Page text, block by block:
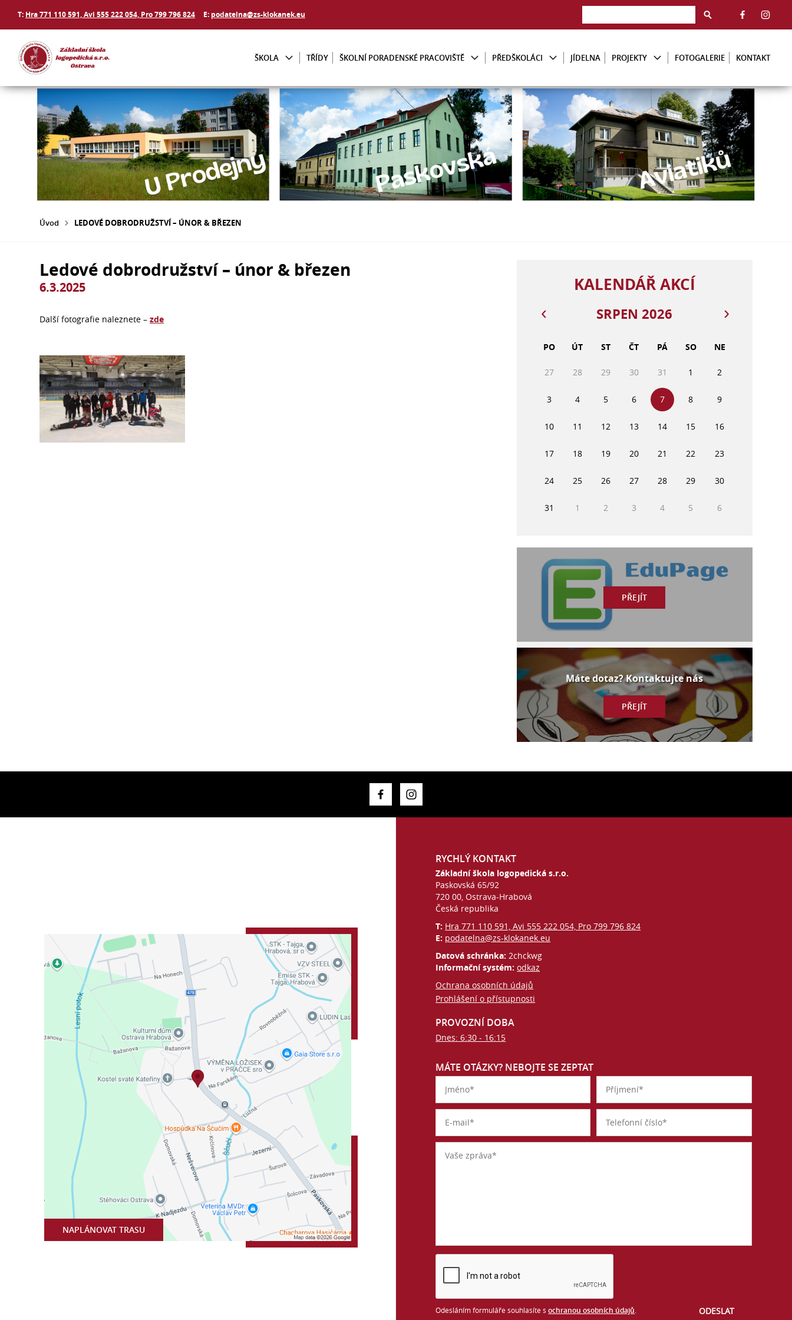
T: Hra 771 110 591, Avi 555 222 054, Pro 799 796 824 E: podatelna@zs-klokanek.eu
ŠKOLA TŘÍDY ŠKOLNÍ PORADENSKÉ PRACOVIŠTĚ PŘEDŠKOLÁCI JÍDELNA PROJEKTY FOTOGALERIE KONTAKT
Úvod LEDOVÉ DOBRODRUŽSTVÍ – ÚNOR & BŘEZEN
Ledové dobrodružství – únor & březen
6.3.2025
Další fotografie naleznete –zde
KALENDÁŘ AKCÍ
SRPEN 2026
PO ÚT ST ČT PÁ SO NE
27 28 29 30 31 1 2
3 4 5 6 7 8 9
10 11 12 13 14 15 16
17 18 19 20 21 22 23
24 25 26 27 28 29 30
31 1 2 3 4 5 6
PŘEJÍT
Máte dotaz? Kontaktujte nás
PŘEJÍT
NAPLÁNOVAT TRASU
RYCHLÝ KONTAKT
Základní škola logopedická s.r.o.
Paskovská 65/92
720 00, Ostrava-Hrabová
Česká republika
T: Hra 771 110 591, Avi 555 222 054, Pro 799 796 824
E: podatelna@zs-klokanek.eu
Datová schránka:2chckwg
Informační systém:odkaz
Ochrana osobních údajů
Prohlášení o přístupnosti
PROVOZNÍ DOBA
Dnes: 6:30 - 16:15
MÁTE OTÁZKY? NEBOJTE SE ZEPTAT
Odesláním formuláře souhlasíte sochranou osobních údajů.